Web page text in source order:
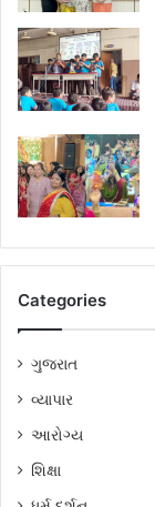
Categories
ગુજરાત
વ્યાપાર
આરોગ્ય
શિક્ષા